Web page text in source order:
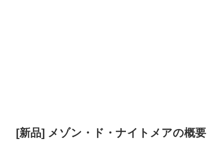
[新品] メゾン・ド・ナイトメアの概要